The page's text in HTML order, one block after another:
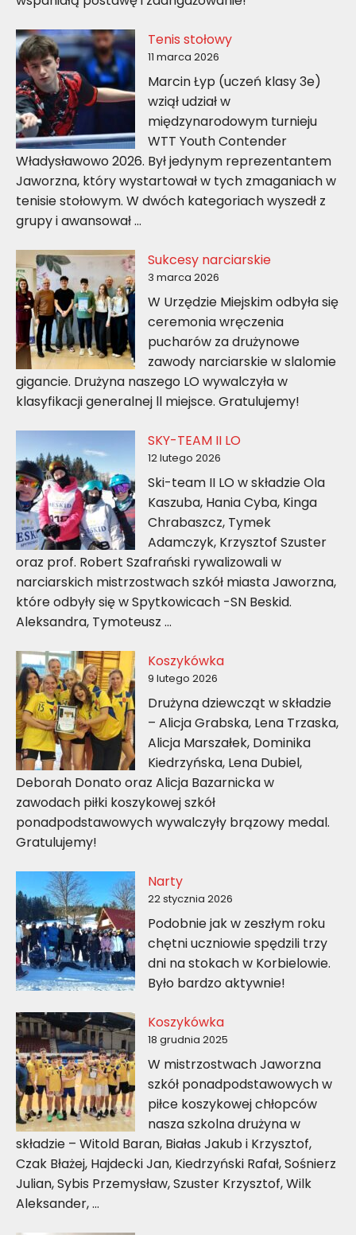
Tenis stołowy
11 marca 2026
Marcin Łyp (uczeń klasy 3e)
wziął udział w
międzynarodowym turnieju
WTT Youth Contender
Władysławowo 2026. Był jedynym reprezentantem
Jaworzna, który wystartował w tych zmaganiach w
tenisie stołowym. W dwóch kategoriach wyszedł z
grupy i awansował …
Sukcesy narciarskie
3 marca 2026
W Urzędzie Miejskim odbyła się
ceremonia wręczenia
pucharów za drużynowe
zawody narciarskie w slalomie
gigancie. Drużyna naszego LO wywalczyła w
klasyfikacji generalnej ll miejsce. Gratulujemy!
SKY-TEAM II LO
12 lutego 2026
Ski-team II LO w składzie Ola
Kaszuba, Hania Cyba, Kinga
Chrabaszcz, Tymek
Adamczyk, Krzysztof Szuster
oraz prof. Robert Szafrański rywalizowali w
narciarskich mistrzostwach szkół miasta Jaworzna,
które odbyły się w Spytkowicach -SN Beskid.
Aleksandra, Tymoteusz …
Koszykówka
9 lutego 2026
Drużyna dziewcząt w składzie
– Alicja Grabska, Lena Trzaska,
Alicja Marszałek, Dominika
Kiedrzyńska, Lena Dubiel,
Deborah Donato oraz Alicja Bazarnicka w
zawodach piłki koszykowej szkół
ponadpodstawowych wywalczyły brązowy medal.
Gratulujemy!
Narty
22 stycznia 2026
Podobnie jak w zeszłym roku
chętni uczniowie spędzili trzy
dni na stokach w Korbielowie.
Było bardzo aktywnie!
Koszykówka
18 grudnia 2025
W mistrzostwach Jaworzna
szkół ponadpodstawowych w
piłce koszykowej chłopców
nasza szkolna drużyna w
składzie – Witold Baran, Białas Jakub i Krzysztof,
Czak Błażej, Hajdecki Jan, Kiedrzyński Rafał, Sośnierz
Julian, Sybis Przemysław, Szuster Krzysztof, Wilk
Aleksander, …